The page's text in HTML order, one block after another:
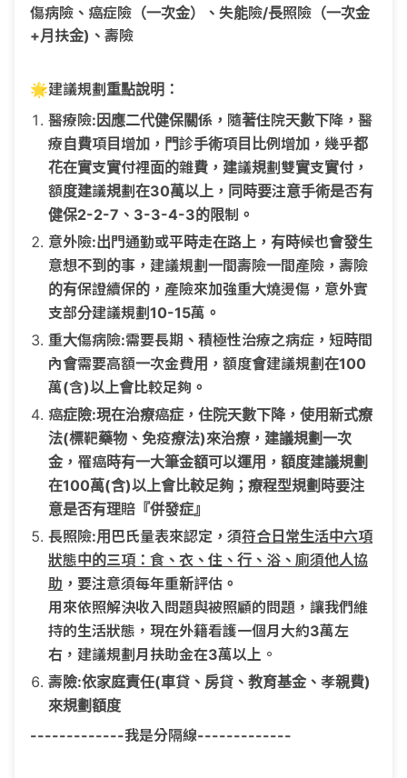
傷病險、癌症險（一次金）、失能險/長照險（一次金
+月扶金)、壽險
🌟建議規劃重點說明：
醫療險:因應二代健保關係，隨著住院天數下降，醫
療自費項目增加，門診手術項目比例增加，幾乎都
花在實支實付裡面的雜費，建議規劃雙實支實付，
額度建議規劃在30萬以上，同時要注意手術是否有
健保2-2-7、3-3-4-3的限制。
意外險:出門通勤或平時走在路上，有時候也會發生
意想不到的事，建議規劃一間壽險一間產險，壽險
的有保證續保的，產險來加強重大燒燙傷，意外實
支部分建議規劃10-15萬。
重大傷病險:需要長期、積極性治療之病症，短時間
內會需要高額一次金費用，額度會建議規劃在100
萬(含)以上會比較足夠。
癌症險:現在治療癌症，住院天數下降，使用新式療
法(標靶藥物、免疫療法)來治療，建議規劃一次
金，罹癌時有一大筆金額可以運用，額度建議規劃
在100萬(含)以上會比較足夠；療程型規劃時要注
意是否有理賠『併發症』
長照險:用巴氏量表來認定，須符合日常生活中六項
狀態中的三項：食、衣、住、行、浴、廁須他人協
助 ，要注意須每年重新評估。
用來依照解決收入問題與被照顧的問題，讓我們維
持的生活狀態，現在外籍看護一個月大約3萬左
右，建議規劃月扶助金在3萬以上。
壽險:依家庭責任(車貸、房貸、教育基金、孝親費)
來規劃額度
-------------我是分隔線-------------